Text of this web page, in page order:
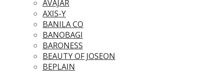
AVAJAR
AXIS-Y
BANILA CO
BANOBAGI
BARONESS
BEAUTY OF JOSEON
BEPLAIN